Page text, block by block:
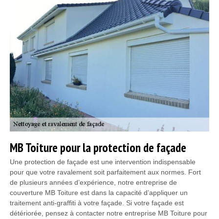
MB Toiture pour la protection de façade
Une protection de façade est une intervention indispensable
pour que votre ravalement soit parfaitement aux normes. Fort
de plusieurs années d’expérience, notre entreprise de
couverture MB Toiture est dans la capacité d’appliquer un
traitement anti-graffiti à votre façade. Si votre façade est
détériorée, pensez à contacter notre entreprise MB Toiture pour